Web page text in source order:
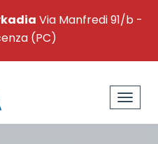
Via Manfredi 91/b -
(PC)
Toggle